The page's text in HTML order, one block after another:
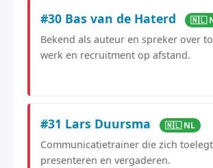
#30 Bas van de Haterd 🇳🇱
Bekend als auteur en spreker over
werk en recruitment op afstand.
#31 Lars Duursma 🇳🇱 NL
Communicatietrainer die zich
presenteren en vergaderen.